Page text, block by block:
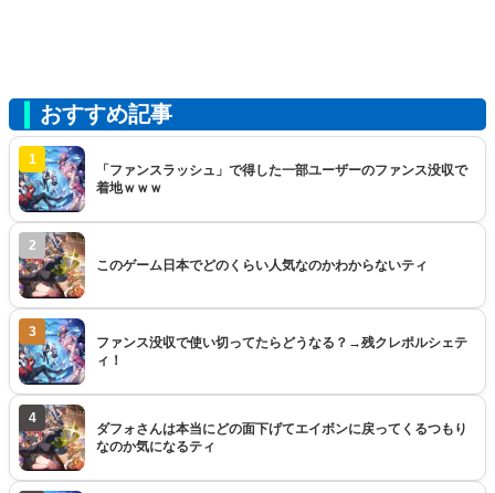
おすすめ記事
1
「ファンスラッシュ」で得した一部ユーザーのファンス没収で
着地ｗｗｗ
2
このゲーム日本でどのくらい人気なのかわからないティ
3
ファンス没収で使い切ってたらどうなる？→残クレポルシェテ
ィ！
4
ダフォさんは本当にどの面下げてエイボンに戻ってくるつもり
なのか気になるティ